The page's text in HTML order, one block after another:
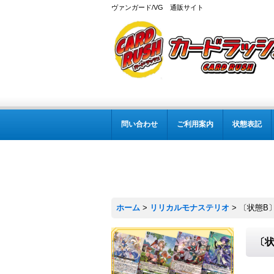
ヴァンガード/VG 通販サイト
問い合わせ ご利用案内 状態表記
ホーム > リリカルモナステリオ > 〔状態
〔